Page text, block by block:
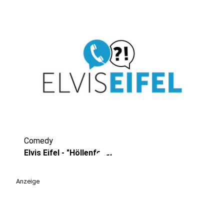
play_circle
Comedy
Elvis Eifel - "Höllenfeuer"
Anzeige